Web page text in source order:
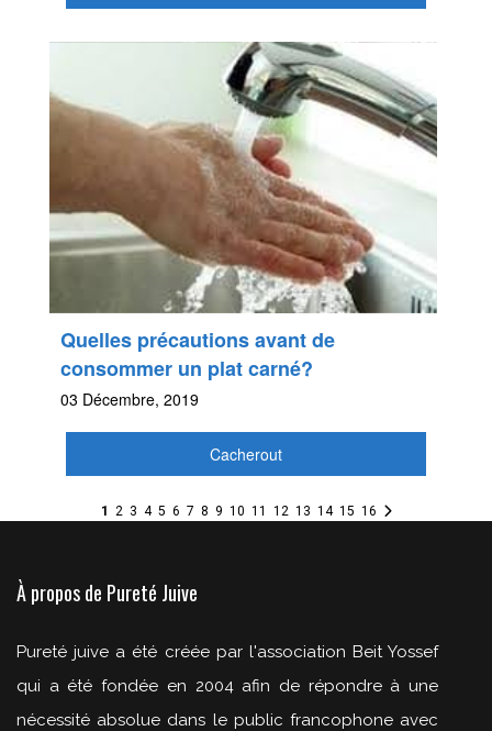
Quelles précautions avant de
consommer un plat carné?
03 Décembre, 2019
Cacherout
1 2 3 4 5 6 7 8 9 10 11 12 13 14 15 16
À propos de Pureté Juive
Pureté juive a été créée par l'association Beit Yossef
qui a été fondée en 2004 afin de répondre à une
nécessité absolue dans le public francophone avec